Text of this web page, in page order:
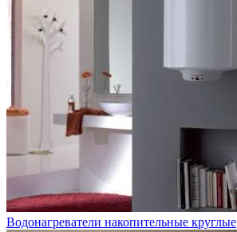
Водонагреватели накопительные круглые